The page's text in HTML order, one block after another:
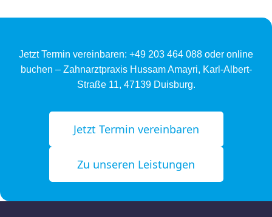
Jetzt Termin vereinbaren: +49 203 464 088 oder online
buchen – Zahnarztpraxis Hussam Amayri, Karl-Albert-
Straße 11, 47139 Duisburg.
Jetzt Termin vereinbaren
Zu unseren Leistungen